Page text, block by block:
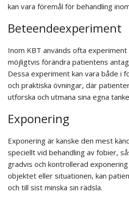
kan vara föremål för behandling
Beteendeexperiment
Inom KBT används ofta
möjligtvis förändra patientens
Dessa experiment kan vara både i
och praktiska övningar, där
utforska och utmana sina egna
Exponering
Exponering är kanske den mest
speciellt vid behandling av fobier,
gradvis och kontrollerad
objektet eller situationen, kan
och till sist minska sin rädsla.